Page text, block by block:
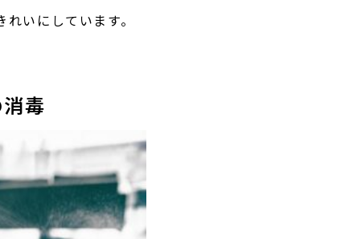
いにしています。
毒